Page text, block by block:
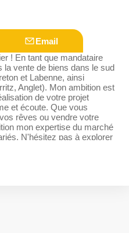
Email
! En tant que mandataire
la vente de biens dans le sud
et Labenne, ainsi
Anglet). Mon ambition est
de votre projet
et écoute. Que vous
rêves ou vendre votre
mon expertise du marché
N'hésitez pas à explorer
immobiliers !